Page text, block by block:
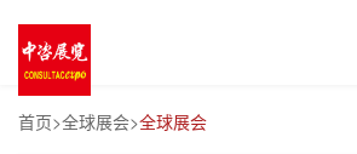
首页>全球展会>全球展会